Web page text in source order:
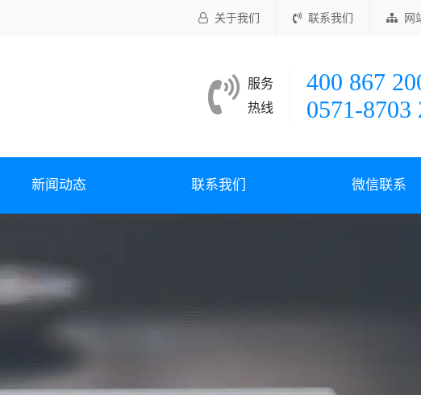
关于我们 联系我们 网
服务
热线
400 867
0571-8703
新闻动态 联系我们 微信联系